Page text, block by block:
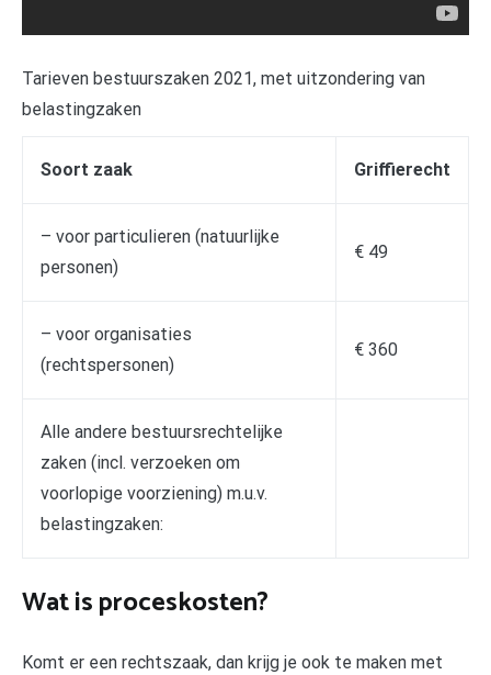
Tarieven bestuurszaken 2021, met uitzondering van
belastingzaken
Soort zaak Griffierecht
– voor particulieren (natuurlijke
personen)
€ 49
– voor organisaties
(rechtspersonen)
€ 360
Alle andere bestuursrechtelijke
zaken (incl. verzoeken om
voorlopige voorziening) m.u.v.
belastingzaken:
Wat is proceskosten?
Komt er een rechtszaak, dan krijg je ook te maken met